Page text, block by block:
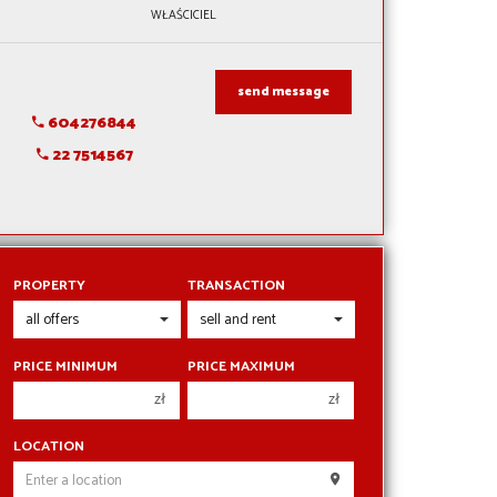
WŁAŚCICIEL
604276844
22 7514567
send message
PROPERTY TRANSACTION
PRICE MINIMUM
zł
200 000 zł
PRICE MAXIMUM
zł
200 000 zł
LOCATION